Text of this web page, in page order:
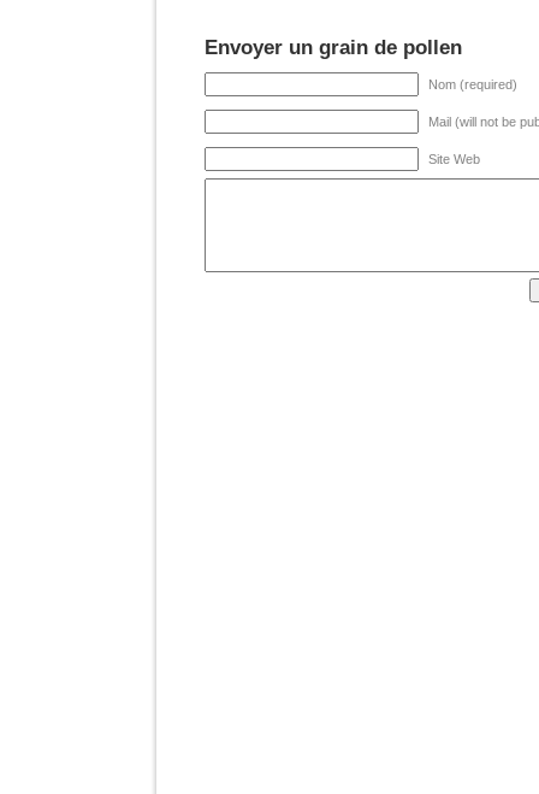
Envoyer un grain de pollen
Nom (required)
Mail (will not be
Site Web